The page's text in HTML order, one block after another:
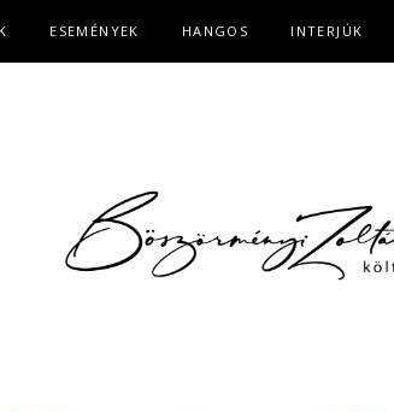
ESEMÉNYEK HANGOS INTERJÚK